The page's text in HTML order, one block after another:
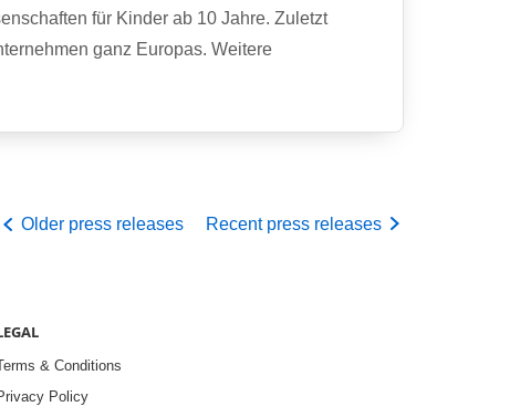
für Kinder ab 10 Jahre. Zuletzt
ganz Europas. Weitere
Older press releases Recent press releases
& Conditions
Policy